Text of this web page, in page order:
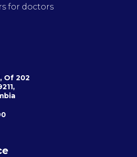
for doctors
Of 202